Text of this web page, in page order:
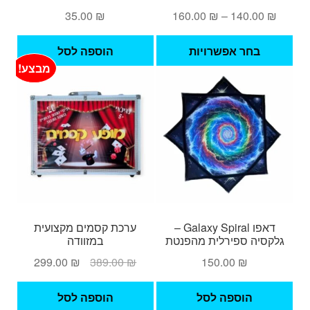
140.00 ₪
–
160.00 ₪
טווח
מחירים:
עד
בחר אפשרויות
מספר
סוגים.
לבחור
האפשרויות
35.00 ₪
הוספה לסל
דאפו Galaxy Spiral –
גלקסיה ספירלית מהפנטת
150.00 ₪
הוספה לסל
ערכת קסמים מקצועית
במזוודה
מבצע!
389.00₪
המחיר
המקורי
היה:
299.00 ₪
המחיר
הנוכחי
הוספה לסל